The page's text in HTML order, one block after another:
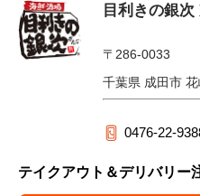
目利きの銀
〒286-0033
千葉県 成田市
0476-22-
テイクアウト＆デリバリー